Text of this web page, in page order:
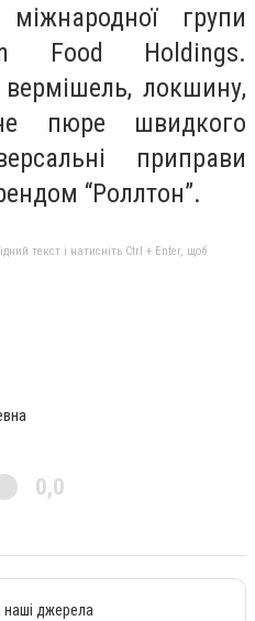
групи
Food Holdings.
локшину,
пюре швидкого
приправи
“Роллтон”.
текст і натисніть Ctrl + Enter, щоб
0,0
наші джерела